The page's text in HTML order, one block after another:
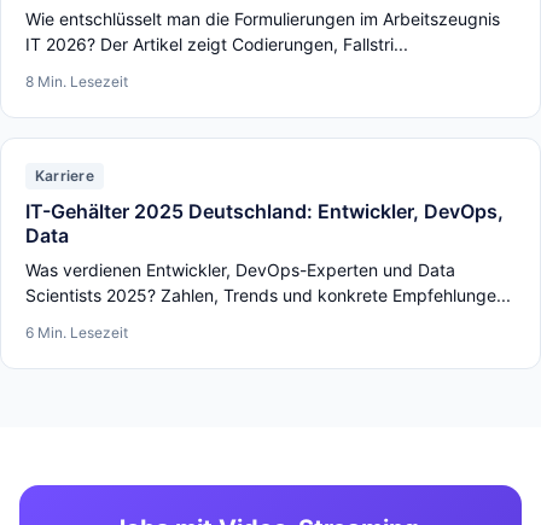
Wie entschlüsselt man die Formulierungen im Arbeitszeugnis
IT 2026? Der Artikel zeigt Codierungen, Fallstri...
8 Min. Lesezeit
Karriere
IT-Gehälter 2025 Deutschland: Entwickler, DevOps,
Data
Was verdienen Entwickler, DevOps-Experten und Data
Scientists 2025? Zahlen, Trends und konkrete Empfehlunge...
6 Min. Lesezeit